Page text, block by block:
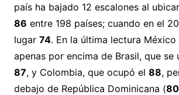
país ha bajado 12 escalones al
86 entre 198 países; cuando en el
lugar 74. En la última lectura
apenas por encima de Brasil, que se
87, y Colombia, que ocupó el 88,
debajo de República Dominicana (80